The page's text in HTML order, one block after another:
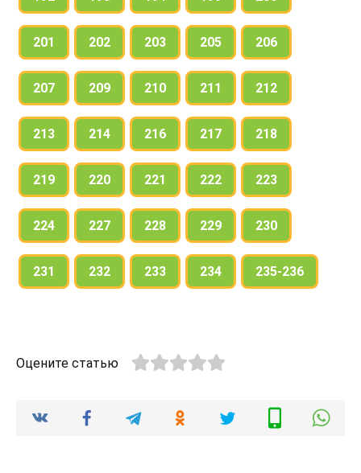
201 202 203 205 206
207 209 210 211 212
213 214 216 217 218
219 220 221 222 223
224 227 228 229 230
231 232 233 234 235-236
Оцените статью